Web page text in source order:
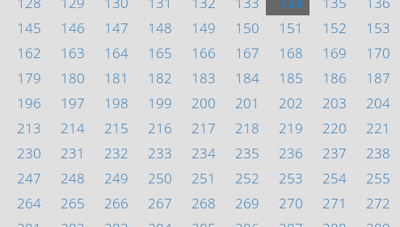
145 146 147 148 149 150 151 152 153
162 163 164 165 166 167 168 169 170
179 180 181 182 183 184 185 186 187
196 197 198 199 200 201 202 203 204
213 214 215 216 217 218 219 220 221
230 231 232 233 234 235 236 237 238
247 248 249 250 251 252 253 254 255
264 265 266 267 268 269 270 271 272